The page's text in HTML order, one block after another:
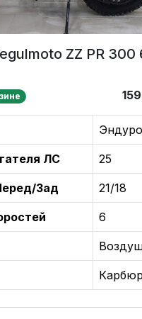
ZZ PR 300
Эндуро
ЛС 25
Зад 21/18
6